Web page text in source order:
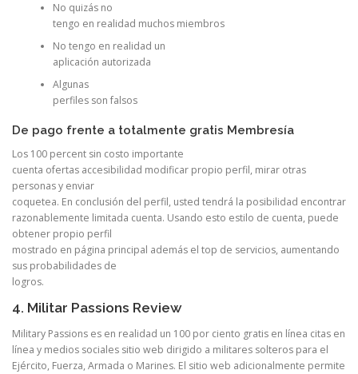
No quizás no
tengo en realidad muchos miembros
No tengo en realidad un
aplicación autorizada
Algunas
perfiles son falsos
De pago frente a totalmente gratis Membresía
Los 100 percent sin costo importante
cuenta ofertas accesibilidad modificar propio perfil, mirar otras
personas y enviar
coquetea. En conclusión del perfil, usted tendrá la posibilidad encontrar
razonablemente limitada cuenta. Usando esto estilo de cuenta, puede
obtener propio perfil
mostrado en página principal además el top de servicios, aumentando
sus probabilidades de
logros.
4. Militar Passions Review
Military Passions es en realidad un 100 por ciento gratis en línea citas en
línea y medios sociales sitio web dirigido a militares solteros para el
Ejército, Fuerza, Armada o Marines. El sitio web adicionalmente permite